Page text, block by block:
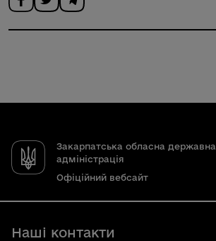
Закарпатська обласна державна
адміністрація
Офіційний вебсайт
Наші контакти